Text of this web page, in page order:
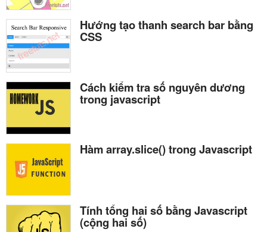
Hướng tạo thanh search bar bằng
CSS
Cách kiểm tra số nguyên dương
trong javascript
Hàm array.slice() trong Javascript
Tính tổng hai số bằng Javascript
(cộng hai số)